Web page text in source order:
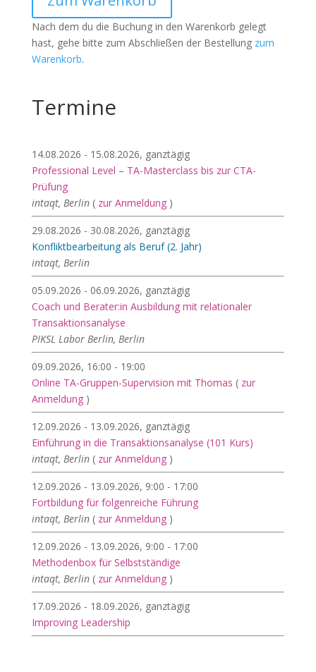
Nach dem du die Buchung in den Warenkorb gelegt
hast, gehe bitte zum Abschließen der Bestellung zum
Warenkorb.
Termine
14.08.2026 - 15.08.2026, ganztägig
Professional Level – TA-Masterclass bis zur CTA-
Prüfung
intaqt, Berlin ( zur Anmeldung)
29.08.2026 - 30.08.2026, ganztägig
Konfliktbearbeitung als Beruf (2. Jahr)
intaqt, Berlin
05.09.2026 - 06.09.2026, ganztägig
Coach und Berater:in Ausbildung mit relationaler
Transaktionsanalyse
PIKSL Labor Berlin, Berlin
09.09.2026, 16:00 - 19:00
Online TA-Gruppen-Supervision mit Thomas ( zur
Anmeldung)
12.09.2026 - 13.09.2026, ganztägig
Einführung in die Transaktionsanalyse (101 Kurs)
intaqt, Berlin ( zur Anmeldung)
12.09.2026 - 13.09.2026, 9:00 - 17:00
Fortbildung für folgenreiche Führung
intaqt, Berlin ( zur Anmeldung)
12.09.2026 - 13.09.2026, 9:00 - 17:00
Methodenbox für Selbstständige
intaqt, Berlin ( zur Anmeldung)
17.09.2026 - 18.09.2026, ganztägig
Improving Leadership